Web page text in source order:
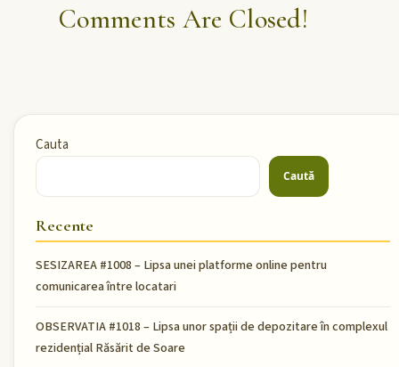
Comments Are Closed!
Cauta
Caută
Recente
SESIZAREA #1008 – Lipsa unei platforme online pentru
comunicarea între locatari
OBSERVATIA #1018 – Lipsa unor spații de depozitare în complexul
rezidențial Răsărit de Soare